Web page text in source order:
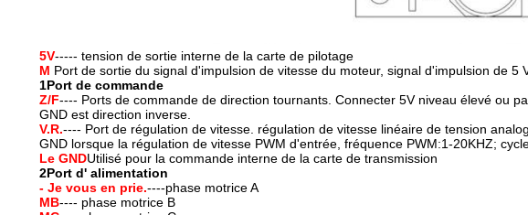
5V----- tension de sortie interne de la carte de pilotage
M Port de sortie du signal d'impulsion de vitesse du moteur, signal d'impulsion de 5
1Port de commande
Z/F---- Ports de commande de direction tournants. Connecter 5V niveau élevé ou
GND est direction inverse.
V.R.---- Port de régulation de vitesse. régulation de vitesse linéaire de tension
GND lorsque la régulation de vitesse PWM d'entrée, fréquence PWM:1-20KHZ;
Le GNDUtilisé pour la commande interne de la carte de transmission
2Port d' alimentation
- Je vous en prie.----phase motrice A
MB---- phase motrice B